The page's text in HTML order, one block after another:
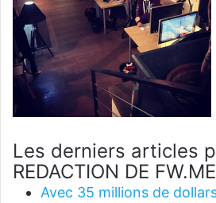
Les derniers articles
REDACTION DE
Avec 35 millions de